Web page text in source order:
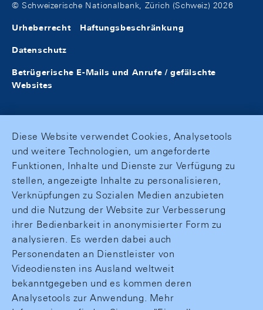
© Schweizerische Nationalbank, Zürich (Schweiz) 2026
Urheberrecht Haftungsbeschränkung
Datenschutz
Betrügerische E-Mails und Anrufe / gefälschte
Websites
Diese Website verwendet Cookies, Analysetools
und weitere Technologien, um angeforderte
Funktionen, Inhalte und Dienste zur Verfügung zu
stellen, angezeigte Inhalte zu personalisieren,
Verknüpfungen zu Sozialen Medien anzubieten
und die Nutzung der Website zur Verbesserung
ihrer Bedienbarkeit in anonymisierter Form zu
analysieren. Es werden dabei auch
Personendaten an Dienstleister von
Videodiensten ins Ausland weltweit
bekanntgegeben und es kommen deren
Analysetools zur Anwendung. Mehr